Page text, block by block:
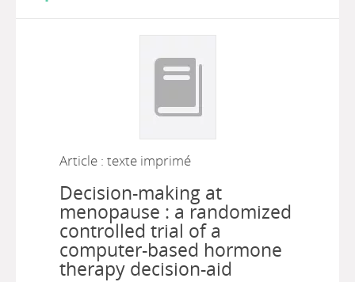
Article : texte imprimé
Decision-making at
menopause : a randomized
controlled trial of a
computer-based hormone
therapy decision-aid